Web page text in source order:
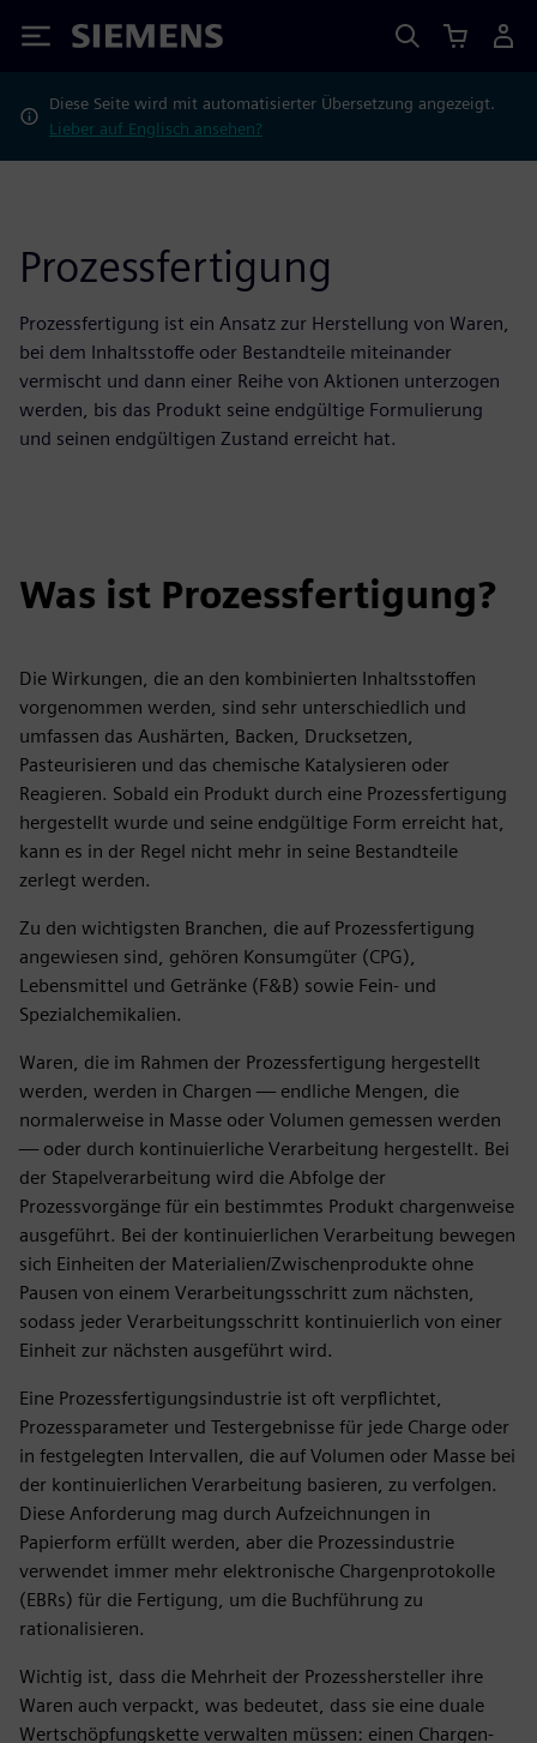
Siemens
Diese Seite wird mit automatisierter Übersetzung angezeigt.
Lieber auf Englisch ansehen?
Prozessfertigung
Prozessfertigung ist ein Ansatz zur Herstellung von Waren,
bei dem Inhaltsstoffe oder Bestandteile miteinander
vermischt und dann einer Reihe von Aktionen unterzogen
werden, bis das Produkt seine endgültige Formulierung
und seinen endgültigen Zustand erreicht hat.
Was ist Prozessfertigung?
Die Wirkungen, die an den kombinierten Inhaltsstoffen
vorgenommen werden, sind sehr unterschiedlich und
umfassen das Aushärten, Backen, Drucksetzen,
Pasteurisieren und das chemische Katalysieren oder
Reagieren. Sobald ein Produkt durch eine Prozessfertigung
hergestellt wurde und seine endgültige Form erreicht hat,
kann es in der Regel nicht mehr in seine Bestandteile
zerlegt werden.
Zu den wichtigsten Branchen, die auf Prozessfertigung
angewiesen sind, gehören Konsumgüter (CPG),
Lebensmittel und Getränke (F&B) sowie Fein- und
Spezialchemikalien.
Waren, die im Rahmen der Prozessfertigung hergestellt
werden, werden in Chargen — endliche Mengen, die
normalerweise in Masse oder Volumen gemessen werden
— oder durch kontinuierliche Verarbeitung hergestellt. Bei
der Stapelverarbeitung wird die Abfolge der
Prozessvorgänge für ein bestimmtes Produkt chargenweise
ausgeführt. Bei der kontinuierlichen Verarbeitung bewegen
sich Einheiten der Materialien/Zwischenprodukte ohne
Pausen von einem Verarbeitungsschritt zum nächsten,
sodass jeder Verarbeitungsschritt kontinuierlich von einer
Einheit zur nächsten ausgeführt wird.
Eine Prozessfertigungsindustrie ist oft verpflichtet,
Prozessparameter und Testergebnisse für jede Charge oder
in festgelegten Intervallen, die auf Volumen oder Masse bei
der kontinuierlichen Verarbeitung basieren, zu verfolgen.
Diese Anforderung mag durch Aufzeichnungen in
Papierform erfüllt werden, aber die Prozessindustrie
verwendet immer mehr elektronische Chargenprotokolle
(EBRs) für die Fertigung, um die Buchführung zu
rationalisieren.
Wichtig ist, dass die Mehrheit der Prozesshersteller ihre
Waren auch verpackt, was bedeutet, dass sie eine duale
Wertschöpfungskette verwalten müssen: einen Chargen-